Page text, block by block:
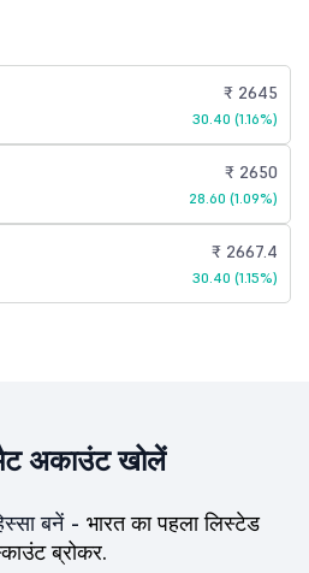
₹ 2645
30.40 (1.16%)
₹ 2650
28.60 (1.09%)
₹ 2667.4
30.40 (1.15%)
अकाउंट खोलें
बनें - भारत का पहला लिस्टेड
ब्रोकर.